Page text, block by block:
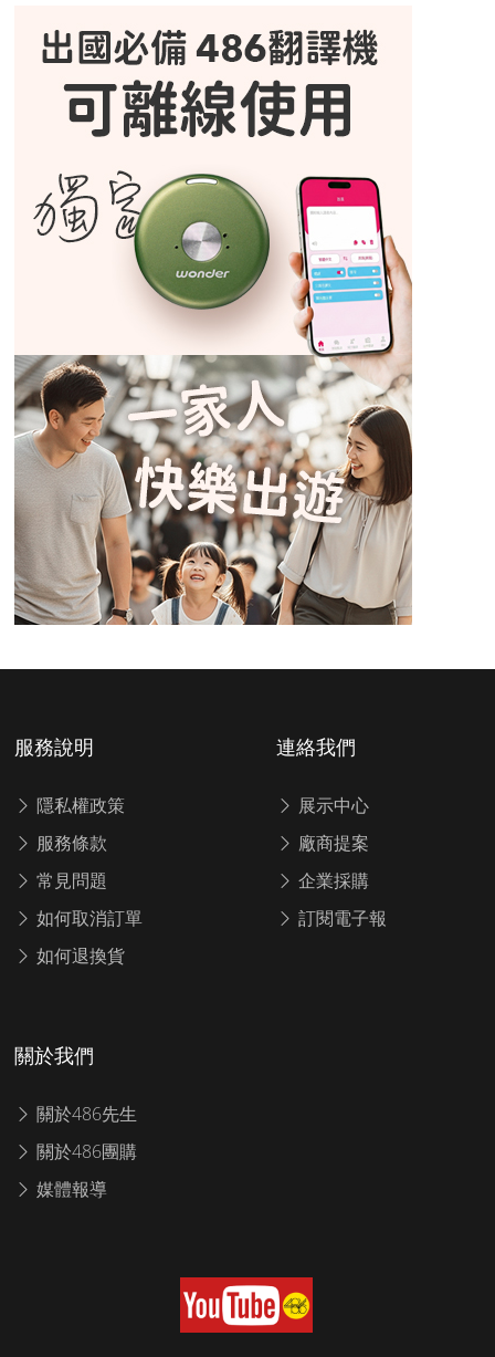
服務說明
隱私權政策
服務條款
常見問題
如何取消訂單
如何退換貨
連絡我們
展示中心
廠商提案
企業採購
訂閱電子報
關於我們
關於486先生
關於486團購
媒體報導